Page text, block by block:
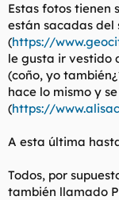
Estas fotos tienen
están sacadas
(https://
le gusta ir vestido
(coño, yo
hace lo mismo y
(https://
A esta última
Todos, por
también llamado